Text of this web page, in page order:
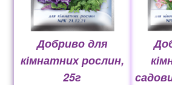
счет 575
ТОТАЛЬНИЙ РОЗПРОДАЖ
Добриво для
кімнатних рослин,
25г